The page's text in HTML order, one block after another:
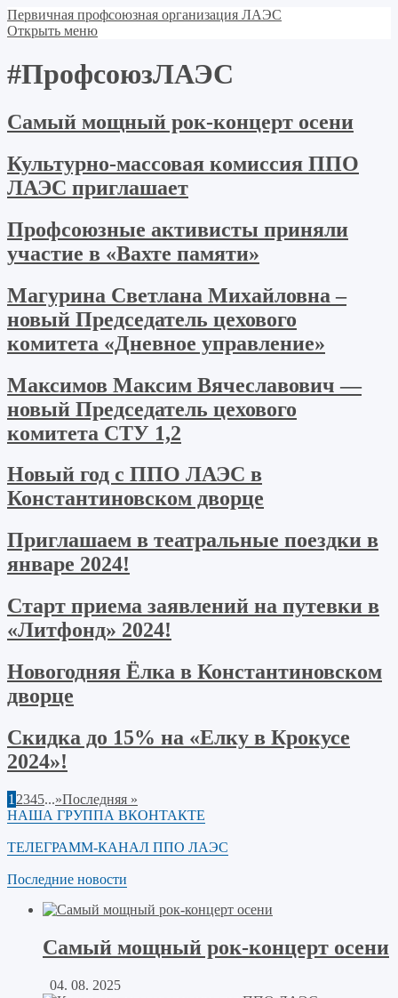
Первичная профсоюзная организация ЛАЭС
Открыть меню
#ПрофсоюзЛАЭС
Самый мощный рок-концерт осени
Культурно-массовая комиссия ППО
ЛАЭС приглашает
Профсоюзные активисты приняли
участие в «Вахте памяти»
Магурина Светлана Михайловна –
новый Председатель цехового
комитета «Дневное управление»
Максимов Максим Вячеславович —
новый Председатель цехового
комитета СТУ 1,2
Новый год с ППО ЛАЭС в
Константиновском дворце
Приглашаем в театральные поездки в
январе 2024!
Старт приема заявлений на путевки в
«Литфонд» 2024!
Новогодняя Ёлка в Константиновском
дворце
Скидка до 15% на «Елку в Крокусе
2024»!
1 2345...»Последняя »
НАША ГРУППА ВКОНТАКТЕ
ТЕЛЕГРАММ-КАНАЛ ППО ЛАЭС
Последние новости
Самый мощный рок-концерт осени
04. 08. 2025